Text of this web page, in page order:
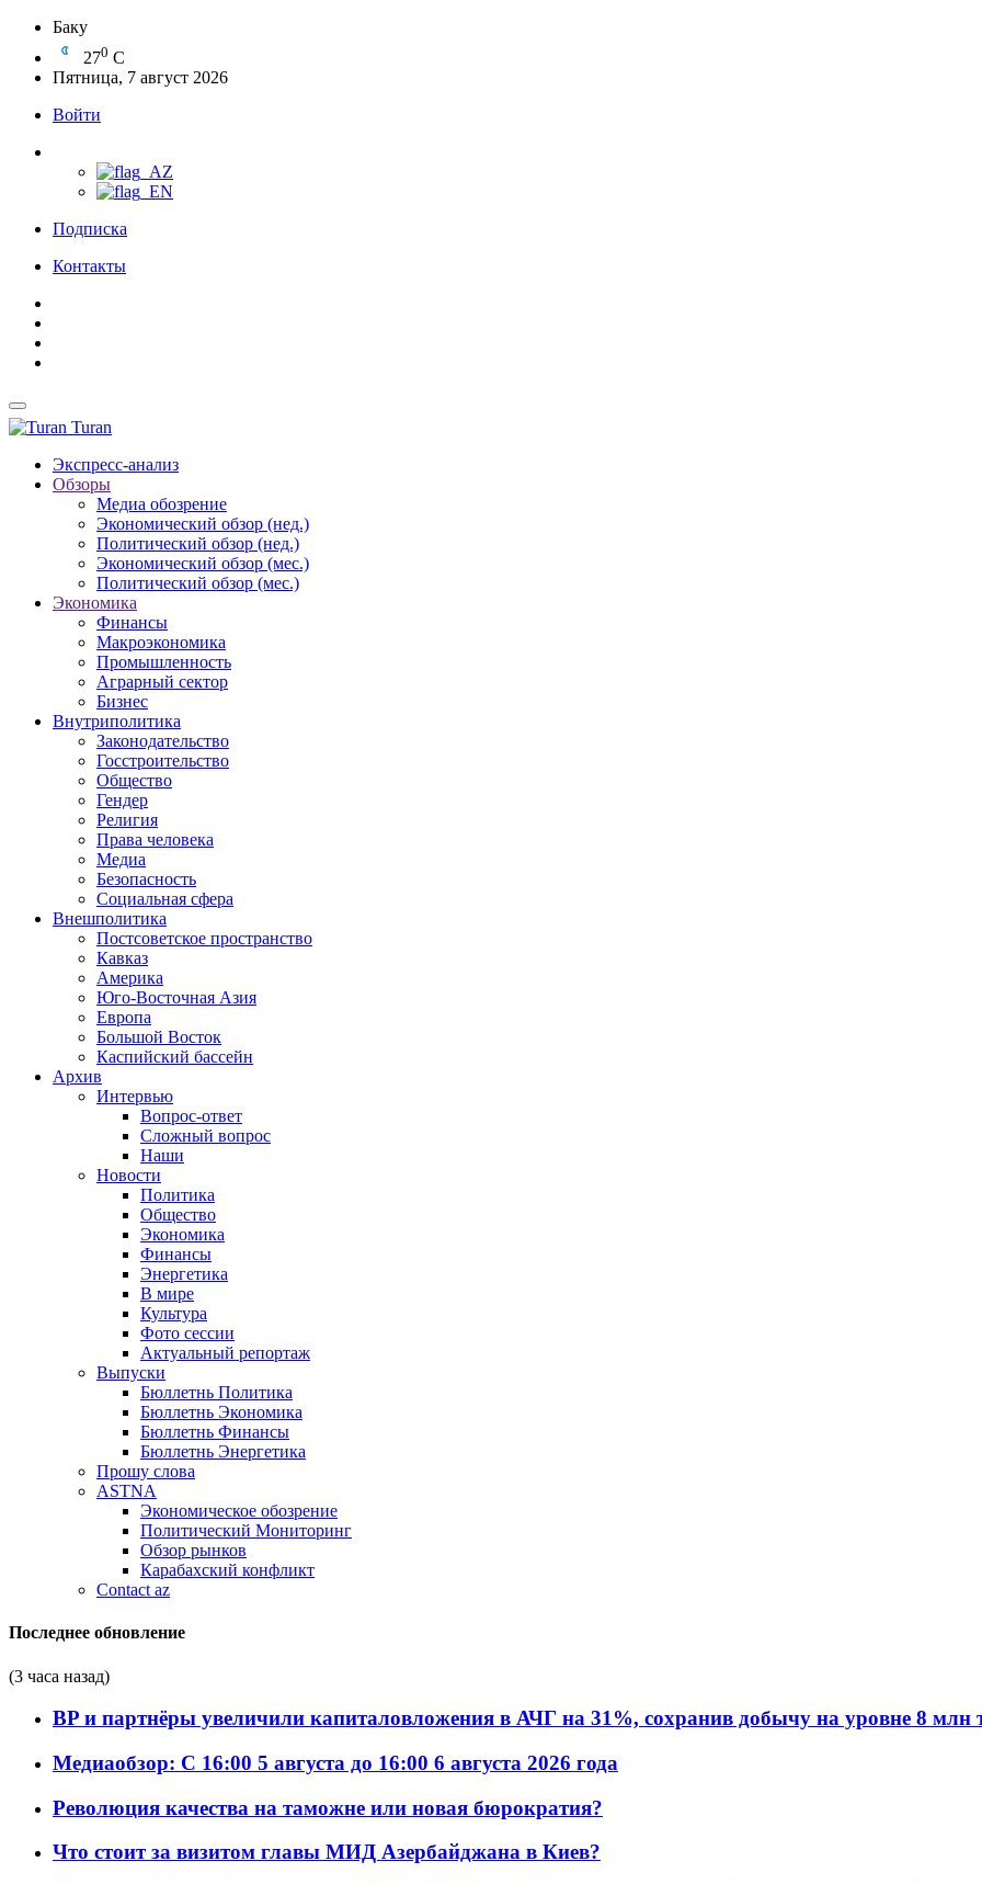
Баку
270 C
Пятница, 7 август 2026
Войти
Подписка
Контакты
Turan
Экспресс-анализ
Обзоры
Медиа обозрение
Экономический обзор (нед.)
Политический обзор (нед.)
Экономический обзор (мес.)
Политический обзор (мес.)
Экономика
Финансы
Макроэкономика
Промышленность
Аграрный сектор
Бизнес
Внутриполитика
Законодательство
Госстроительство
Общество
Гендер
Религия
Права человека
Медиа
Безопасность
Социальная сфера
Внешполитика
Постсоветское пространство
Кавказ
Америка
Юго-Восточная Азия
Европа
Большой Восток
Каспийский бассейн
Архив
Интервью
Вопрос-ответ
Сложный вопрос
Наши
Новости
Политика
Общество
Экономика
Финансы
Энергетика
В мире
Культура
Фото сессии
Актуальный репортаж
Выпуски
Бюллетнь Политика
Бюллетнь Экономика
Бюллетнь Финансы
Бюллетнь Энергетика
Прошу слова
ASTNA
Экономическое обозрение
Политический Мониторинг
Обзор рынков
Карабахский конфликт
Contact az
Последнее обновление
(3 часа назад)
BP и партнёры увеличили капиталовложения в АЧГ на 31%, сохранив добычу на уровне 8 млн
Медиаобзор: С 16:00 5 августа до 16:00 6 августа 2026 года
Революция качества на таможне или новая бюрократия?
Что стоит за визитом главы МИД Азербайджана в Киев?